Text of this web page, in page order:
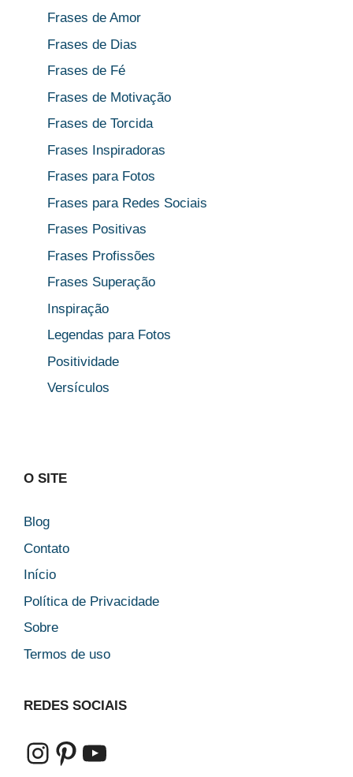
Frases de Amor
Frases de Dias
Frases de Fé
Frases de Motivação
Frases de Torcida
Frases Inspiradoras
Frases para Fotos
Frases para Redes Sociais
Frases Positivas
Frases Profissões
Frases Superação
Inspiração
Legendas para Fotos
Positividade
Versículos
O SITE
Blog
Contato
Início
Política de Privacidade
Sobre
Termos de uso
REDES SOCIAIS
Instagram
Pinterest
Youtube